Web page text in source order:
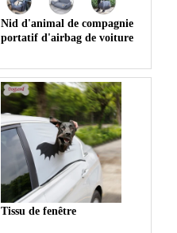
Nid d'animal de compagnie
portatif d'airbag de voiture
Tissu de fenêtre